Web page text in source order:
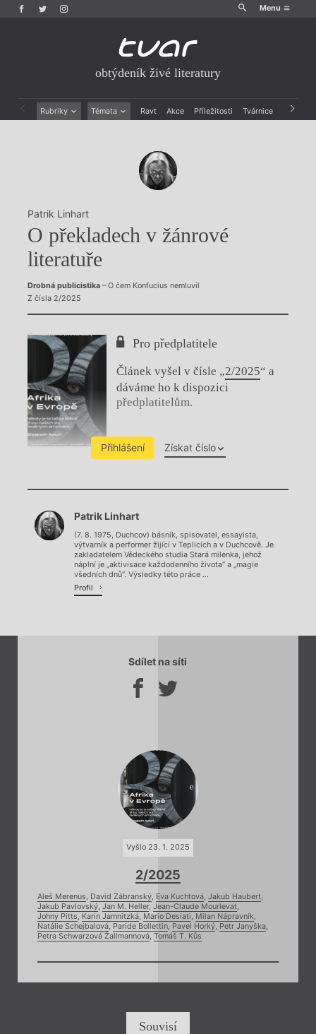
Menu
obtýdeník živé literatury
Rubriky Témata Ravt Akce Příležitosti Tvárnice Archiv
Patrik Linhart
O překladech v žánrové
literatuře
Drobná publicistika– O čem Konfucius nemluvil
Z čísla 2/2025
Pro předplatitele
Článek vyšel v čísle „2/2025“ a
dáváme ho k dispozici
předplatitelům.
Přihlášení Získat číslo
Chviličku.
Načítá se.
Patrik Linhart
(7. 8. 1975, Duchcov) básník, spisovatel, essayista,
výtvarník a performer žijící v Teplicích a v Duchcově. Je
zakladatelem Vědeckého studia Stará milenka, jehož
náplní je „aktivisace každodenního života“ a „magie
všedních dnů“. Výsledky této práce ...
Profil
Sdílet na síti
Vyšlo 23. 1. 2025
2/2025
Aleš Merenus, David Zábranský, Eva Kuchtová, Jakub Haubert,
Jakub Pavlovský, Jan M. Heller, Jean-Claude Mourlevat,
Johny Pitts, Karin Jamnitzká, Mario Desiati, Milan Nápravník,
Natálie Schejbalová, Paride Bollettin, Pavel Horký, Petr Janyška,
Petra Schwarzová Žallmannová, Tomáš T. Kůs
Souvisí